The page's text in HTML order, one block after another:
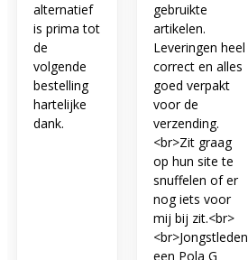
alternatief
is prima tot
de
volgende
bestelling
hartelijke
dank.
gebruikte
artikelen.
Leveringen heel
correct en alles
goed verpakt
voor de
verzending.
<br>Zit graag
op hun site te
snuffelen of er
nog iets voor
mij bij zit.<br>
<br>Jongstleden
een Pola G